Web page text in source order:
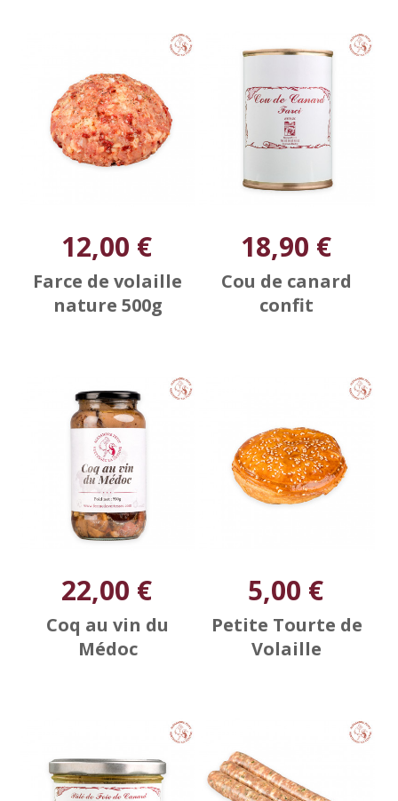
12,00 €
Farce de volaille
nature 500g
18,90 €
Cou de canard
confit
22,00 €
Coq au vin du
Médoc
5,00 €
Petite Tourte de
Volaille